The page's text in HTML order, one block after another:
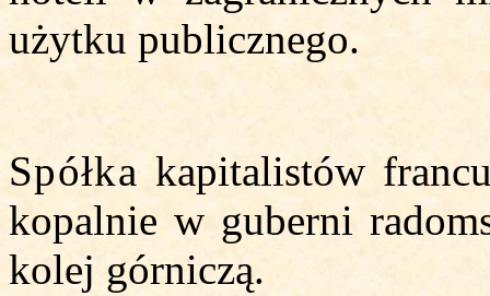
użytku publicznego.
Spółka kapitalistów
kopalnie w guberni
kolej górniczą.